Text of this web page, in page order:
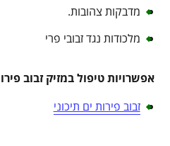
מדבקות צהובות.
מלכודות נגד זבובי פרי
אפשרויות טיפול במזיק זבוב
זבוב פירות ים תיכוני